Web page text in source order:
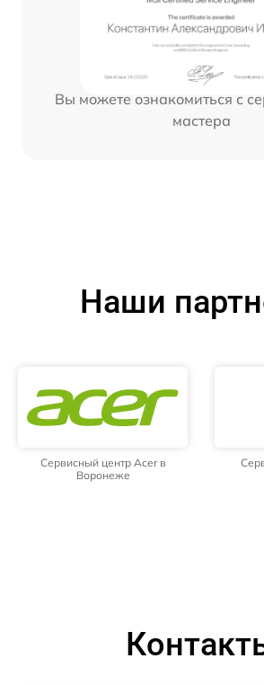
Вы можете ознакомиться с
мастера
Наши
Сервисный центр Acer в
Воронеже